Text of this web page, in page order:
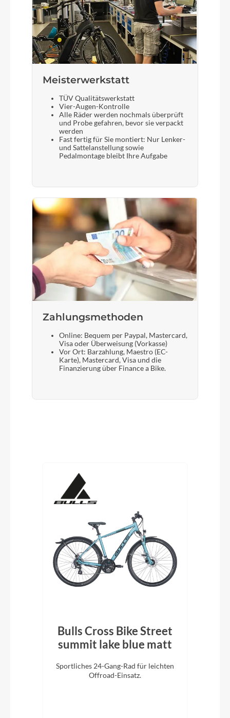
Meisterwerkstatt
TÜV Qualitätswerkstatt
Vier-Augen-Kontrolle
Alle Räder werden nochmals überprüft
und Probe gefahren, bevor sie verpackt
werden
Fast fertig für Sie montiert: Nur Lenker-
und Sattelanstellung sowie
Pedalmontage bleibt Ihre Aufgabe
Zahlungsmethoden
Online: Bequem per Paypal, Mastercard,
Visa oder Überweisung (Vorkasse)
Vor Ort: Barzahlung, Maestro (EC-
Karte), Mastercard, Visa und die
Finanzierung über Finance a Bike.
Bulls Cross Bike Street
summit lake blue matt
Sportliches 24-Gang-Rad für leichten
Offroad-Einsatz.